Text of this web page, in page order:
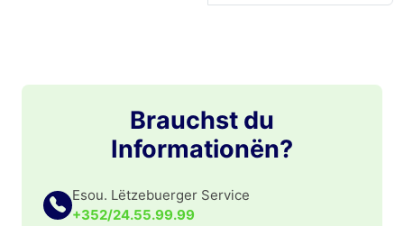
Brauchst du
Informationën?
Esou. Lëtzebuerger Service
+352/24.55.99.99